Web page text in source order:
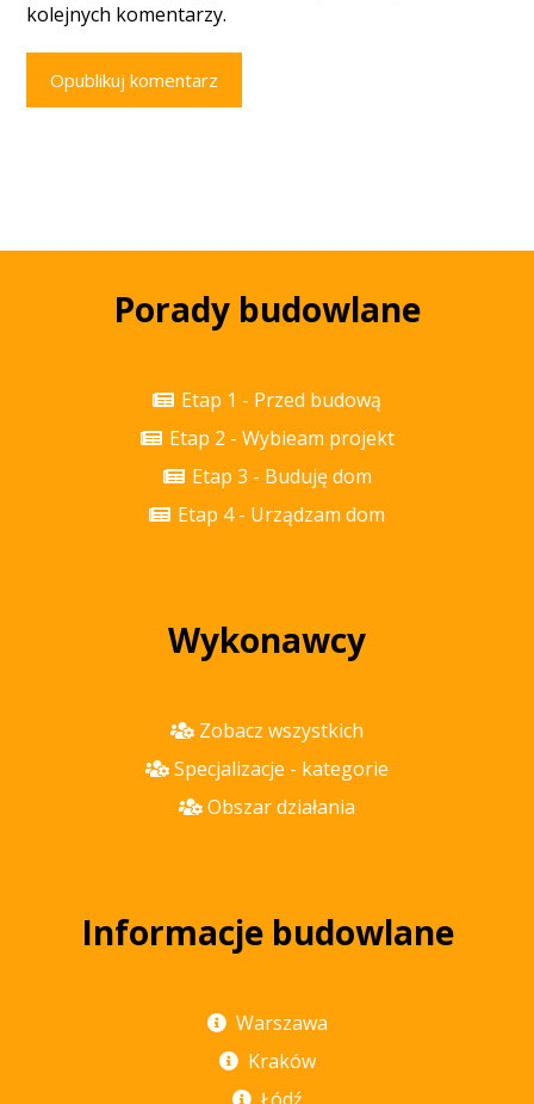
kolejnych komentarzy.
Opublikuj komentarz
Porady budowlane
Etap 1 - Przed budową
Etap 2 - Wybieam projekt
Etap 3 - Buduję dom
Etap 4 - Urządzam dom
Wykonawcy
Zobacz wszystkich
Specjalizacje - kategorie
Obszar działania
Informacje budowlane
Warszawa
Kraków